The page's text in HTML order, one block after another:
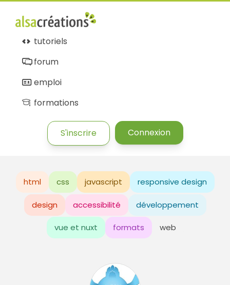
tutoriels
forum
emploi
formations
S'inscrire Connexion
html css javascript responsive design
design accessibilité développement
vue et nuxt formats web